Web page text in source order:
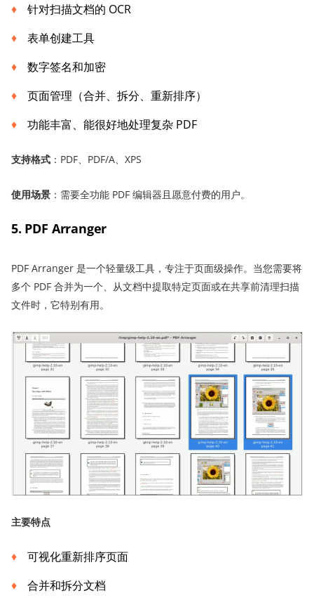
针对扫描文档的 OCR
表单创建工具
数字签名和加密
页面管理（合并、拆分、重新排序）
功能丰富、能很好地处理复杂 PDF
支持格式 ：PDF、PDF/A、XPS
使用场景 ：需要全功能 PDF 编辑器且愿意付费的用户。
5. PDF Arranger
PDF Arranger 是一个轻量级工具，专注于页面级操作。当您需要将
多个 PDF 合并为一个、从文档中提取特定页面或在共享前清理扫描
文件时，它特别有用。
主要特点
可视化重新排序页面
合并和拆分文档